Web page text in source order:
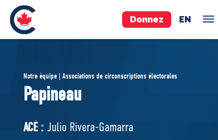
Donnez EN
ÉQUIPE
Pierre Poilievre
Vos députés conservateurs
Cabinet fantôme
Exécutif national
Notre équipe | Associations de circonscriptions électorales
Papineau
ACÉ : Julio Rivera-Gamarra